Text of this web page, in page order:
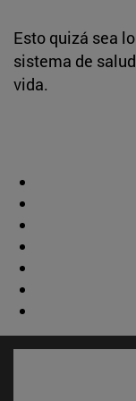
Esto quizá sea
sistema de
vida.